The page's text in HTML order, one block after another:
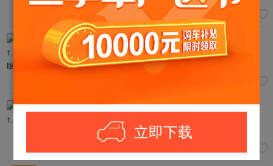
立即下载
2.50
大众-Polo 2014款 1.7L 自动30周年纪念版
2014年12月
14.88万公里
超值
0过户
大众-Polo 2012款 1.4TSI GTI
2017年02月
5.30万公里
超值
0过户